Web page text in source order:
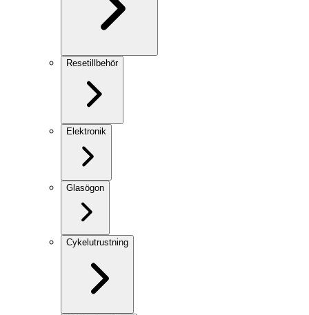
Resetillbehör
Elektronik
Glasögon
Cykelutrustning